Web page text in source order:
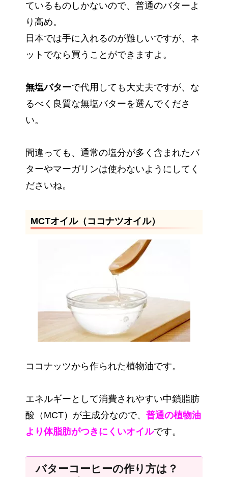
ているものしかないので、普通のバターよ
り高め。
日本では手に入れるのが難しいですが、ネ
ットでなら買うことができますよ。
無塩バターで代用しても大丈夫ですが、な
るべく良質な無塩バターを選んでくださ
い。
間違っても、通常の塩分が多く含まれたバ
ターやマーガリンは使わないようにしてく
ださいね。
MCTオイル（ココナツオイル）
ココナッツから作られた植物油です。
エネルギーとして消費されやすい中鎖脂肪
酸（MCT）が主成分なので、 普通の植物油
より体脂肪がつきにくいオイルです。
バターコーヒーの作り方は？